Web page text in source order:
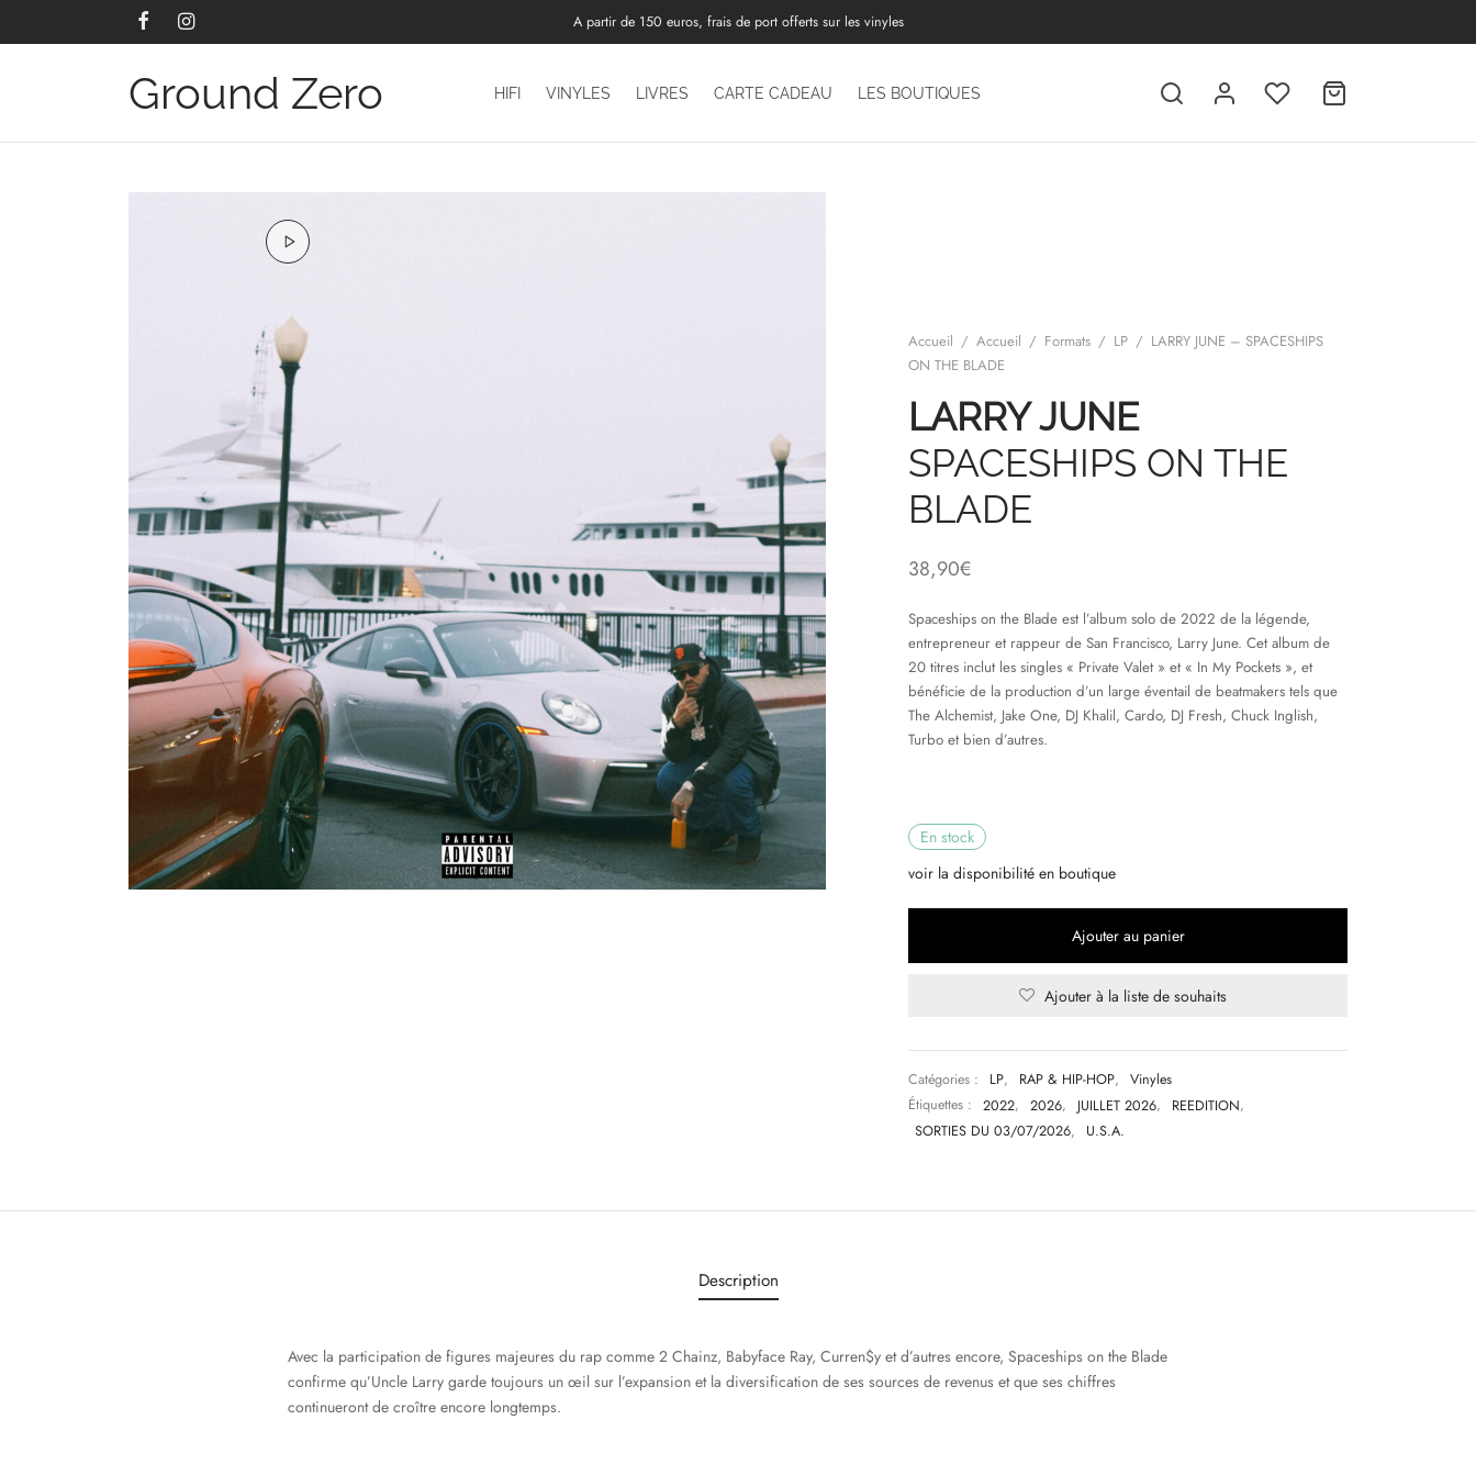
A partir de 150 euros, frais de port offerts sur les vinyles
Ground Zero HIFI VINYLES LIVRES CARTE CADEAU LES BOUTIQUES
Accueil / Accueil / Formats / LP / LARRY JUNE – SPACESHIPS
ON THE BLADE
LARRY JUNE
SPACESHIPS ON THE
BLADE
38,90€
Spaceships on the Blade est l’album solo de 2022 de la légende,
entrepreneur et rappeur de San Francisco, Larry June. Cet album de
20 titres inclut les singles « Private Valet » et « In My Pockets », et
bénéficie de la production d’un large éventail de beatmakers tels que
The Alchemist, Jake One, DJ Khalil, Cardo, DJ Fresh, Chuck Inglish,
Turbo et bien d’autres.
En stock
voir la disponibilité en boutique
Ajouter au panier
Ajouter à la liste de souhaits
Catégories : LP, RAP & HIP-HOP,
Vinyles
Étiquettes :
2022, 2026, JUILLET 2026, REEDITION,
SORTIES DU 03/07/2026, U.S.A.
Description
Avec la participation de figures majeures du rap comme 2 Chainz, Babyface Ray, Curren$y et d’autres encore, Spaceships on the Blade
confirme qu’Uncle Larry garde toujours un œil sur l’expansion et la diversification de ses sources de revenus et que ses chiffres
continueront de croître encore longtemps.